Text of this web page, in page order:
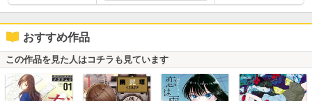
おすすめ作品
この作品を見た人はコチラも見ています